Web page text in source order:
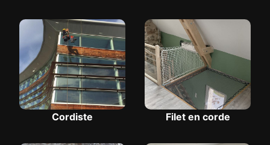
Cordiste Filet en corde